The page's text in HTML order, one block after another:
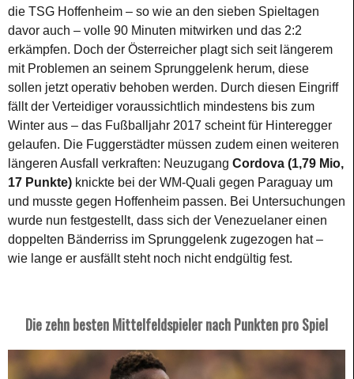
die TSG Hoffenheim – so wie an den sieben Spieltagen
davor auch – volle 90 Minuten mitwirken und das 2:2
erkämpfen. Doch der Österreicher plagt sich seit längerem
mit Problemen an seinem Sprunggelenk herum, diese
sollen jetzt operativ behoben werden. Durch diesen Eingriff
fällt der Verteidiger voraussichtlich mindestens bis zum
Winter aus – das Fußballjahr 2017 scheint für Hinteregger
gelaufen. Die Fuggerstädter müssen zudem einen weiteren
längeren Ausfall verkraften: Neuzugang Cordova (1,79 Mio,
17 Punkte) knickte bei der WM-Quali gegen Paraguay um
und musste gegen Hoffenheim passen. Bei Untersuchungen
wurde nun festgestellt, dass sich der Venezuelaner einen
doppelten Bänderriss im Sprunggelenk zugezogen hat –
wie lange er ausfällt steht noch nicht endgültig fest.
Die zehn besten Mittelfeldspieler nach Punkten pro Spiel